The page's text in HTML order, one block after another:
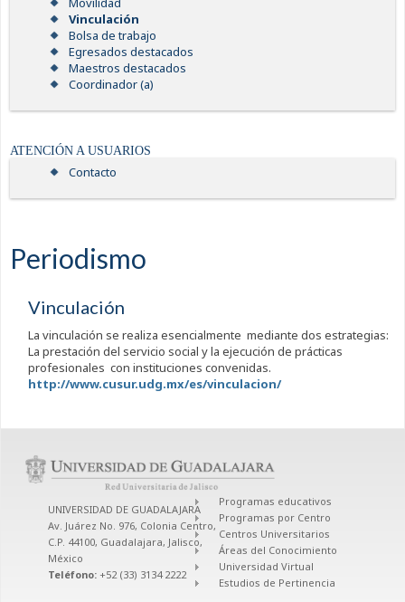
Vinculación
Bolsa de trabajo
Egresados destacados
Maestros destacados
Coordinador (a)
ATENCIÓN A USUARIOS
Contacto
Periodismo
Vinculación
La vinculación se realiza esencialmente mediante dos estrategias:
La prestación del servicio social y la ejecución de prácticas
profesionales con instituciones convenidas.
http://www.cusur.udg.mx/es/vinculacion/
UNIVERSIDAD DE GUADALAJARA
Av. Juárez No. 976, Colonia Centro,
C.P. 44100, Guadalajara, Jalisco,
México
Teléfono: +52 (33) 3134 2222
Programas educativos
Programas por Centro
Centros Universitarios
Áreas del Conocimiento
Universidad Virtual
Estudios de Pertinencia